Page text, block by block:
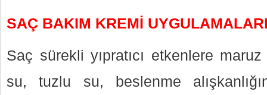
SAÇ BAKIM KREMİ
Saç sürekli yıpratıcı etkenlere maruz
su, tuzlu su, beslenme